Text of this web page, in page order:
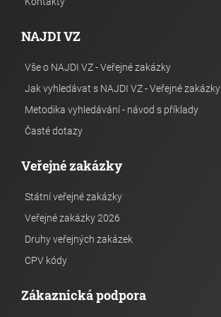
NAJDI VZ
Vše o NAJDI VZ - Veřejné zakázky
Jak vyhledávat s NAJDI VZ - Veřejné zakázky
Metodika vyhledávání - návod s příklady
Časté dotazy
Veřejné zakázky
Státní veřejné zakázky
Veřejné zakázky 2026
Druhy veřejných zakázek
CPV kódy
Zákaznická podpora